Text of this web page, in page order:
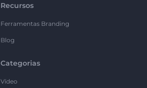
Recursos
Ferramentas Branding
Blog
Categorias
Vídeo